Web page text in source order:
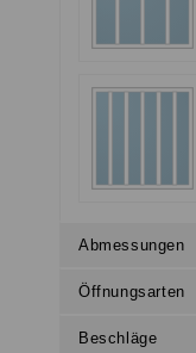
Abmessungen
Öffnungsarten
Beschläge